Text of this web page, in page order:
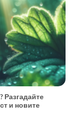
Разгадайте
и новите